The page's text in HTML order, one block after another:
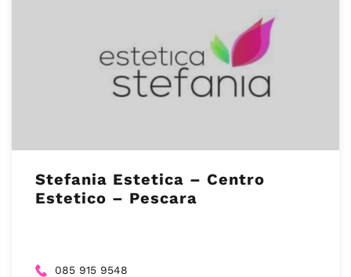
Stefania Estetica – Centro
Estetico – Pescara
085 915 9548